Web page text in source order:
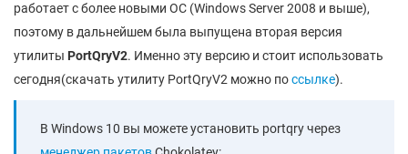
работает с более новыми ОС (Windows Server 2008 и выше),
поэтому в дальнейшем была выпущена вторая версия
утилиты PortQryV2. Именно эту версию и стоит использовать
сегодня(скачать утилиту PortQryV2 можно поссылке).
В Windows 10 вы можете установить portqry через